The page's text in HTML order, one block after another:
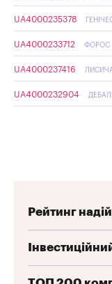
UA4000235378
UA4000233712 ФОРОС
UA4000237416
UA4000232904
Рейтинг